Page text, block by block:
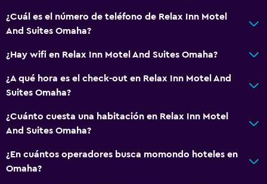
Armario o clóset
Comedor
Máquina expendedora (bebidas)
Microondas
¿Cuál es el número de teléfono de Relax Inn Motel
And Suites Omaha?
¿Hay wifi en Relax Inn Motel And Suites Omaha?
¿A qué hora es el check-out en Relax Inn Motel And
Suites Omaha?
¿Cuánto cuesta una habitación en Relax Inn Motel
And Suites Omaha?
¿En cuántos operadores busca momondo hoteles en
Omaha?